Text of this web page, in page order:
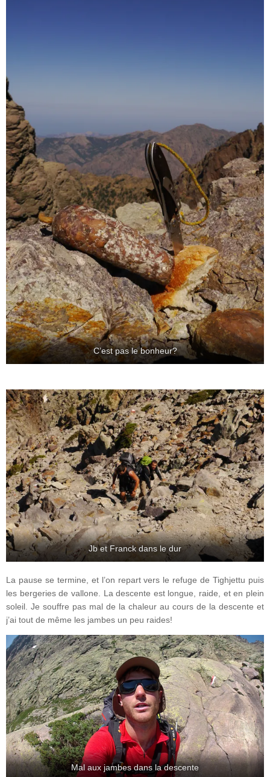
C’est pas le bonheur?
Jb et Franck dans le dur
La pause se termine, et l’on repart vers le refuge de Tighjettu puis
les bergeries de vallone. La descente est longue, raide, et en plein
soleil. Je souffre pas mal de la chaleur au cours de la descente et
j’ai tout de même les jambes un peu raides!
Mal aux jambes dans la descente